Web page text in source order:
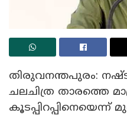
തിരുവനന്തപുരം:
ചലചിത്ര താരത്തെ
കൂടപ്പിറപ്പിനെയെന്ന്